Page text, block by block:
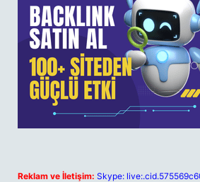
Reklam ve İletişim: Skype: